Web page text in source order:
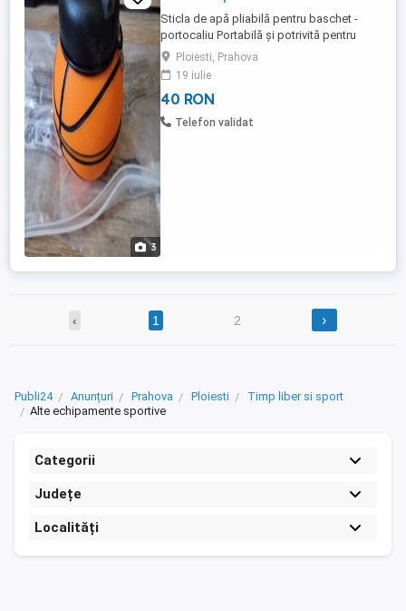
3
Sticla de apă pliabilă pentru baschet -
portocaliu Portabilă și potrivită pentru
fitness, activități în aer liber și călătorii Nu
are tija, se bea ca dintr-o sticla. Este noua.
Ploiesti, Prahova
19 iulie
40 RON
Telefon validat
‹ 1 2 ›
Publi24 Anunțuri Prahova Ploiesti
Timp liber si sport
Alte echipamente sportive
Categorii
Județe
Localități